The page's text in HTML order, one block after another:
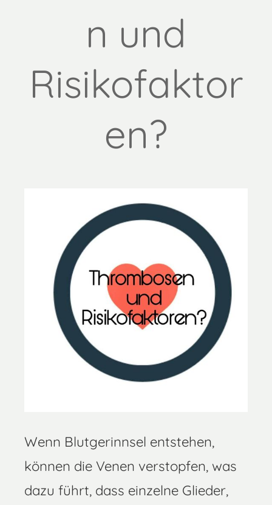
n und
Risikofaktor
en?
Wenn Blutgerinnsel entstehen,
können die Venen verstopfen, was
dazu führt, dass einzelne Glieder,